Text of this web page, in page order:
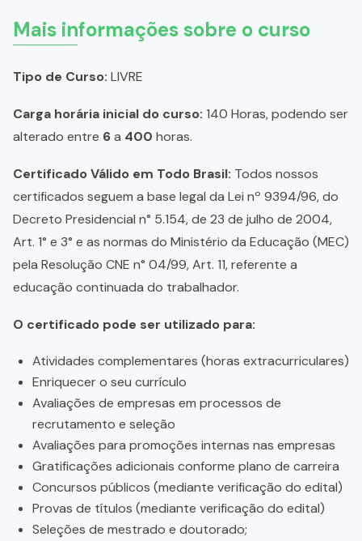
Mais informações sobre o curso
Tipo de Curso: LIVRE
Carga horária inicial do curso: 140 Horas, podendo ser
alterado entre 6a 400 horas.
Certificado Válido em Todo Brasil: Todos nossos
certificados seguem a base legal da Lei nº 9394/96, do
Decreto Presidencial n° 5.154, de 23 de julho de 2004,
Art. 1° e 3° e as normas do Ministério da Educação (MEC)
pela Resolução CNE n° 04/99, Art. 11, referente a
educação continuada do trabalhador.
O certificado pode ser utilizado para:
Atividades complementares (horas extracurriculares)
Enriquecer o seu currículo
Avaliações de empresas em processos de
recrutamento e seleção
Avaliações para promoções internas nas empresas
Gratificações adicionais conforme plano de carreira
Concursos públicos (mediante verificação do edital)
Provas de títulos (mediante verificação do edital)
Seleções de mestrado e doutorado;